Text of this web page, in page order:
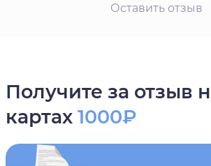
Оставить отзыв
Получите за отзыв
картах 1000₽